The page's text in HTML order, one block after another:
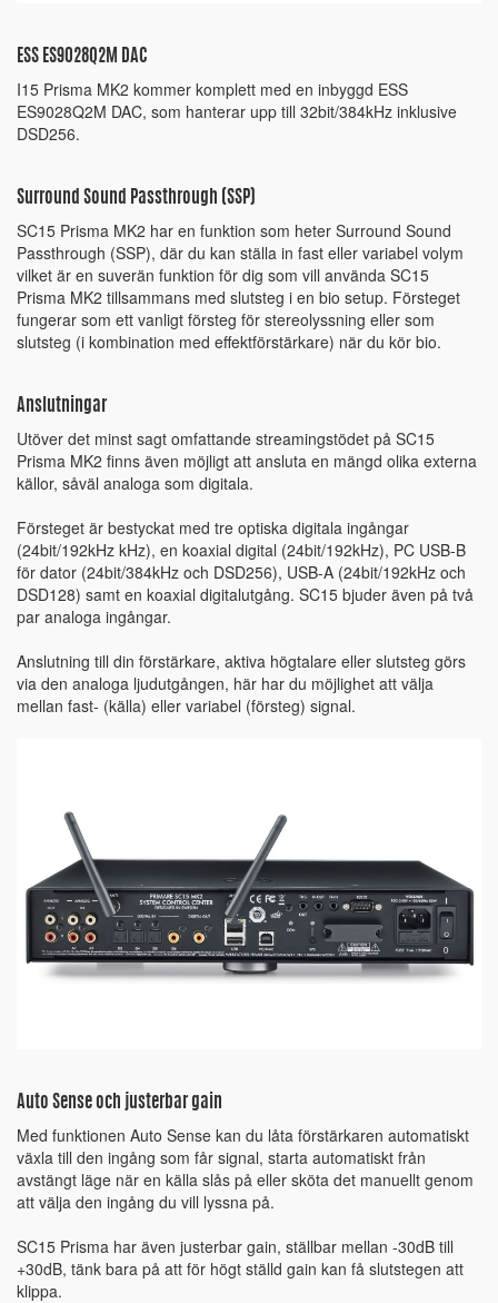
ESS ES9028Q2M DAC
I15 Prisma MK2 kommer komplett med en inbyggd ESS
ES9028Q2M DAC, som hanterar upp till 32bit/384kHz inklusive
DSD256.
Surround Sound Passthrough (SSP)
SC15 Prisma MK2 har en funktion som heter Surround Sound
Passthrough (SSP), där du kan ställa in fast eller variabel volym
vilket är en suverän funktion för dig som vill använda SC15
Prisma MK2 tillsammans med slutsteg i en bio setup. Försteget
fungerar som ett vanligt försteg för stereolyssning eller som
slutsteg (i kombination med effektförstärkare) när du kör bio.
Anslutningar
Utöver det minst sagt omfattande streamingstödet på SC15
Prisma MK2 finns även möjligt att ansluta en mängd olika externa
källor, såväl analoga som digitala.
Försteget är bestyckat med tre optiska digitala ingångar
(24bit/192kHz kHz), en koaxial digital (24bit/192kHz), PC USB-B
för dator (24bit/384kHz och DSD256), USB-A (24bit/192kHz och
DSD128) samt en koaxial digitalutgång. SC15 bjuder även på två
par analoga ingångar.
Anslutning till din förstärkare, aktiva högtalare eller slutsteg görs
via den analoga ljudutgången, här har du möjlighet att välja
mellan fast- (källa) eller variabel (försteg) signal.
Auto Sense och justerbar gain
Med funktionen Auto Sense kan du låta förstärkaren automatiskt
växla till den ingång som får signal, starta automatiskt från
avstängt läge när en källa slås på eller sköta det manuellt genom
att välja den ingång du vill lyssna på.
SC15 Prisma har även justerbar gain, ställbar mellan -30dB till
+30dB, tänk bara på att för högt ställd gain kan få slutstegen att
klippa.